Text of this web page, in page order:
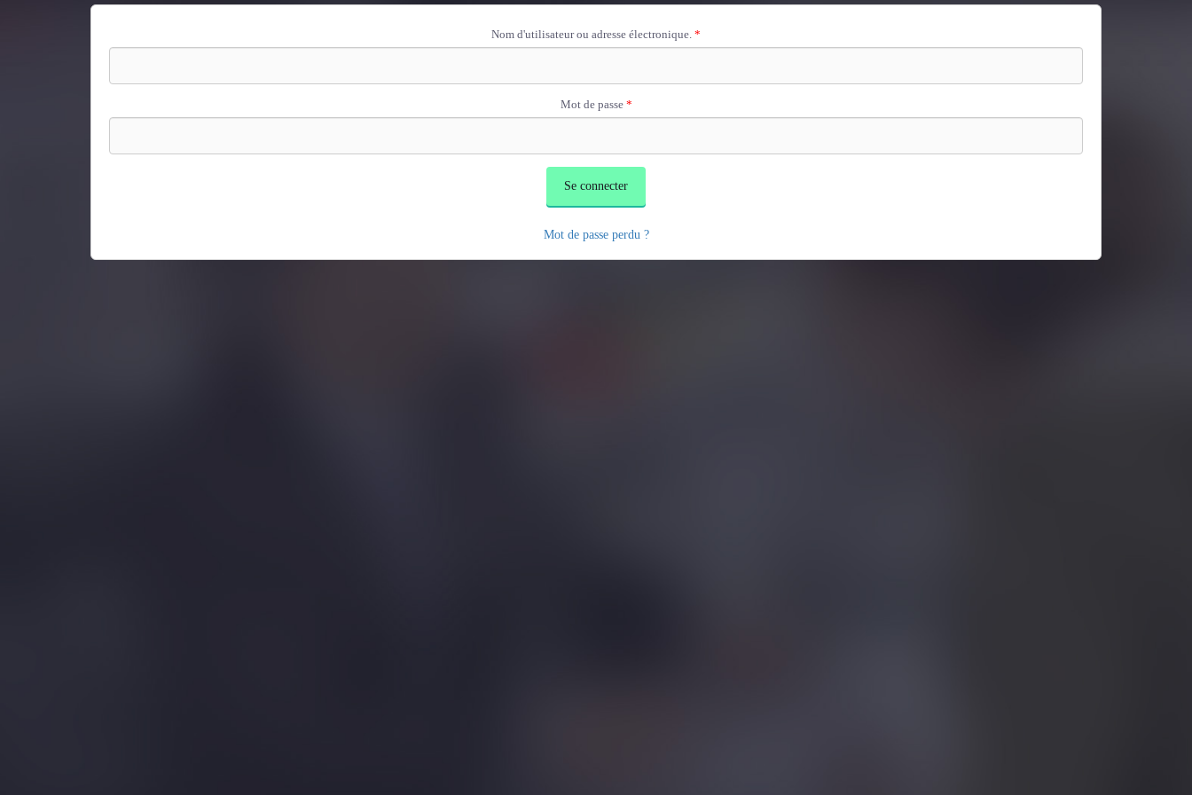
Aller au contenu principal
Nom d'utilisateur ou adresse électronique. *
Mot de passe *
Mot de passe perdu ?